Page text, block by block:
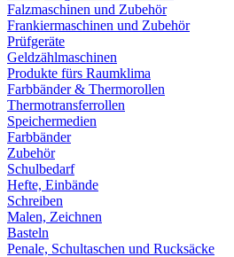
Falzmaschinen und Zubehör
Frankiermaschinen und Zubehör
Prüfgeräte
Geldzählmaschinen
Produkte fürs Raumklima
Farbbänder & Thermorollen
Thermotransferrollen
Speichermedien
Farbbänder
Zubehör
Schulbedarf
Hefte, Einbände
Schreiben
Malen, Zeichnen
Basteln
Penale, Schultaschen und Rucksäcke